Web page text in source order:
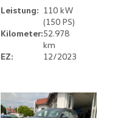
Leistung: 110 kW
(150 PS)
Kilometer:52.978
km
EZ:
12/2023